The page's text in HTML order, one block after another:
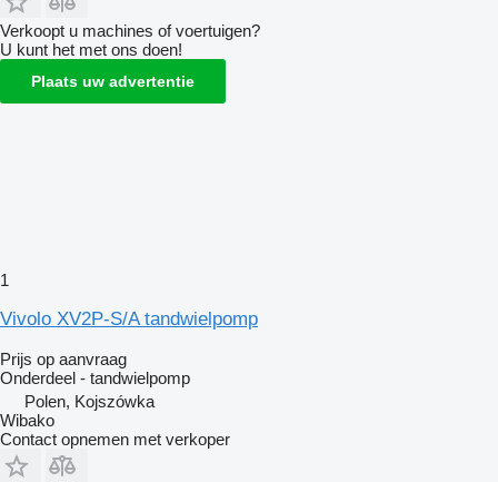
Verkoopt u machines of voertuigen?
U kunt het met ons doen!
Plaats uw advertentie
1
Vivolo XV2P-S/A tandwielpomp
Prijs op aanvraag
Onderdeel - tandwielpomp
Polen, Kojszówka
Wibako
Contact opnemen met verkoper